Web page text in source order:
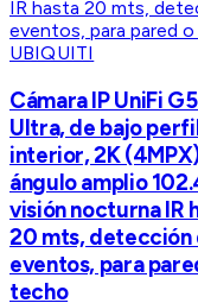
UBIQUITI
Cámara IP UniFi
Ultra, de bajo
interior, 2K
ángulo amplio
visión nocturna IR
20 mts, detección
eventos, para
techo